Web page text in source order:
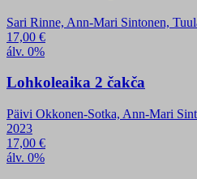
Sari Rinne, Ann-Mari Sintonen,
17,00 €
álv. 0%
Lohkoleaika 2 čakča
Päivi Okkonen-Sotka, Ann-Mari
2023
17,00 €
álv. 0%